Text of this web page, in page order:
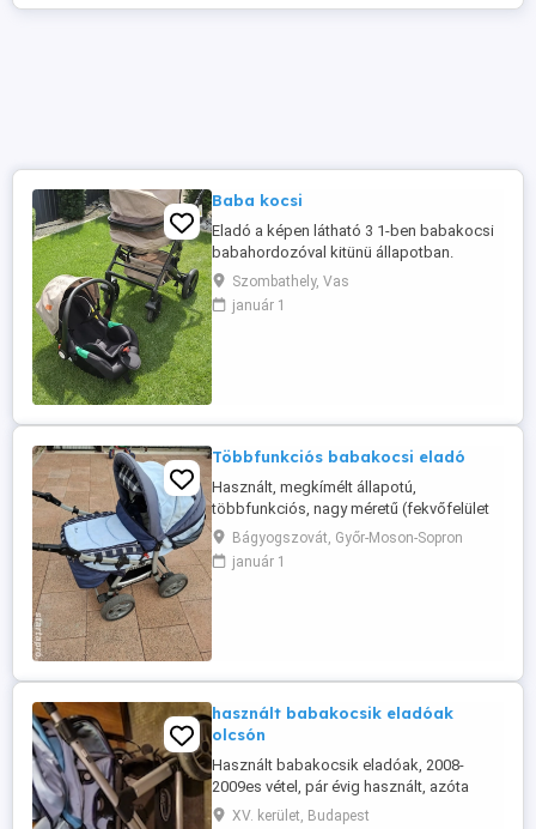
Baba kocsi
Eladó a képen látható 3 1-ben babakocsi
babahordozóval kitünü állapotban.
Szombathely, Vas
január 1
Többfunkciós babakocsi eladó
Használt, megkímélt állapotú,
többfunkciós, nagy méretű (fekvőfelület
98x33 cm) babakocsi eladó, hozzá
tartozó mózeskosárral és táskával együtt
Összecsukható, később sportkocsinak is
Bágyogszovát, Győr-Moson-Sopron
január 1
használt babakocsik eladóak
olcsón
Használt babakocsik eladóak, 2008-
2009es vétel, pár évig használt, azóta
csak raktározva. Egy erős tisztítás rájuk
XV. kerület, Budapest